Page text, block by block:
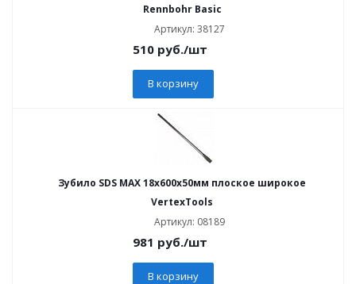
Rennbohr Basic
Артикул: 38127
510 руб./шт
В корзину
Зубило SDS MAX 18х600х50мм плоское широкое
VertexTools
Артикул: 08189
981 руб./шт
В корзину